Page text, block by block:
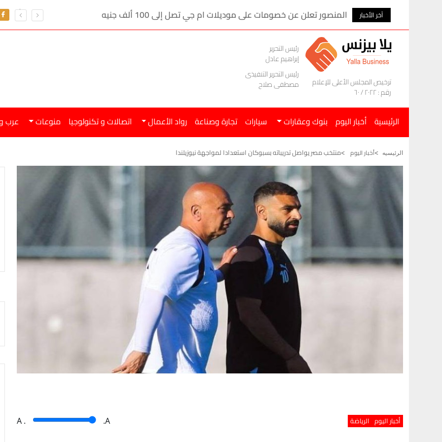
آخر الأخبار المنصور تعلن عن خصومات على موديلات ام جي تصل إلى 100 ألف جنيه
ترخيص المجلس الأعلى للإعلام
رقم : ٢٠٢٢ / ٦٠
رئيس التحرير
إبراهيم عادل
رئيس التحرير التنفيذى
مصطفى صلاح
الرئيسية أخبار اليوم بنوك وعقارات سيارات تجارة وصناعة رواد الأعمال اتصالات و تكنولوجيا منوعات عرب
الرئيسيه أخبار اليوم منتخب مصر يواصل تدريباته بسبوكان استعدادا لمواجهة نيوزيلندا
أخبار اليوم الرياضة A . .A